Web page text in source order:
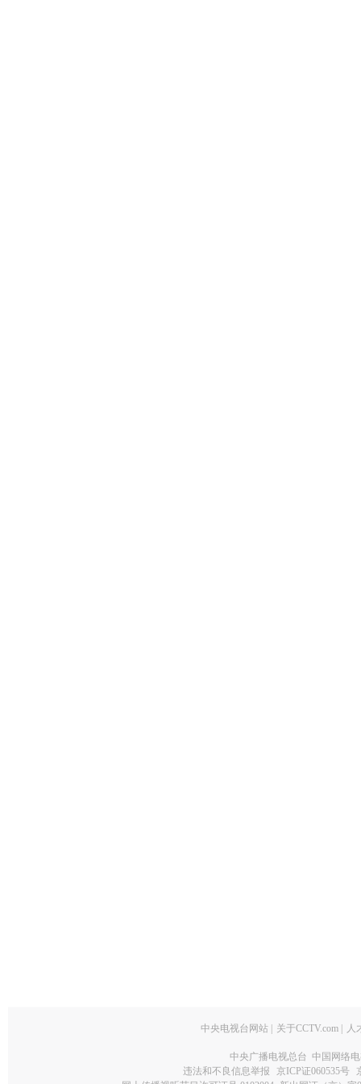
中央电视台网站 关于CCTV.com 人
中央广播电视总台 中国网络
违法和不良信息举报
京ICP证060535号